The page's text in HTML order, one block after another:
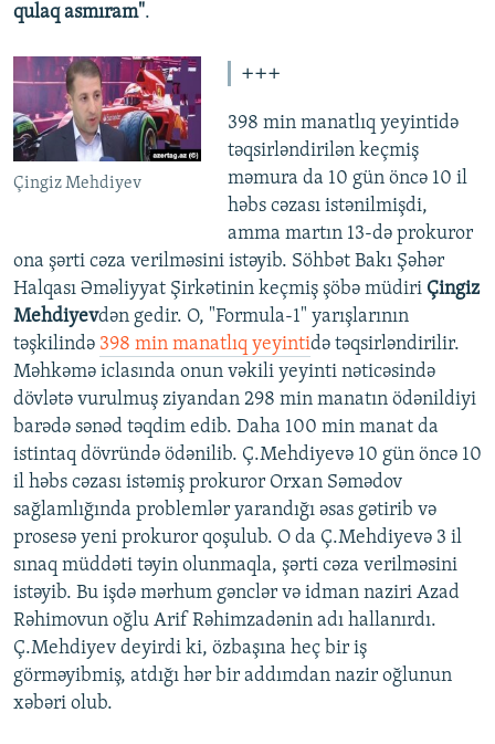
qulaq asmıram".
Çingiz Mehdiyev
+++
398 min manatlıq yeyintidə
təqsirləndirilən keçmiş
məmura da 10 gün öncə 10 il
həbs cəzası istənilmişdi,
amma martın 13-də prokuror
ona şərti cəza verilməsini istəyib. Söhbət Bakı Şəhər
Halqası Əməliyyat Şirkətinin keçmiş şöbə müdiri Çingiz
Mehdiyevdən gedir. O, "Formula-1" yarışlarının
təşkilində 398 min manatlıq yeyintidə təqsirləndirilir.
Məhkəmə iclasında onun vəkili yeyinti nəticəsində
dövlətə vurulmuş ziyandan 298 min manatın ödənildiyi
barədə sənəd təqdim edib. Daha 100 min manat da
istintaq dövründə ödənilib. Ç.Mehdiyevə 10 gün öncə 10
il həbs cəzası istəmiş prokuror Orxan Səmədov
sağlamlığında problemlər yarandığı əsas gətirib və
prosesə yeni prokuror qoşulub. O da Ç.Mehdiyevə 3 il
sınaq müddəti təyin olunmaqla, şərti cəza verilməsini
istəyib. Bu işdə mərhum gənclər və idman naziri Azad
Rəhimovun oğlu Arif Rəhimzadənin adı hallanırdı.
Ç.Mehdiyev deyirdi ki, özbaşına heç bir iş
görməyibmiş, atdığı hər bir addımdan nazir oğlunun
xəbəri olub.